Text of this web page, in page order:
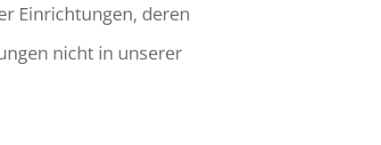
Einrichtungen, deren
nicht in unserer